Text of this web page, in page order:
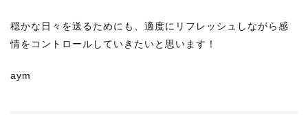
穏かな日々を送るためにも、適度にリフレッシュしながら感
情をコントロールしていきたいと思います！
aym